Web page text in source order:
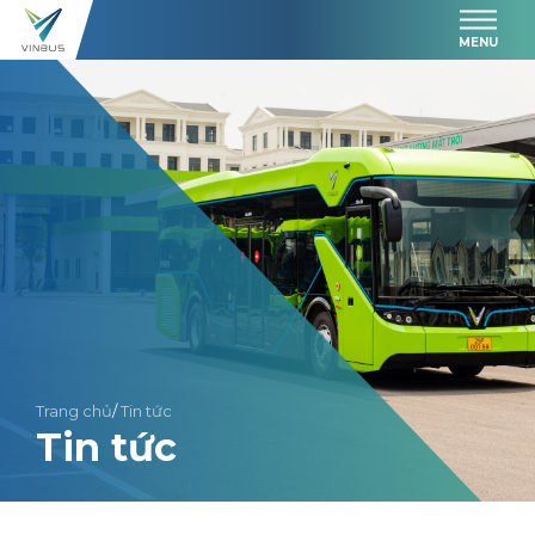
MENU
Trang chủ/Tin tức
Tin tức